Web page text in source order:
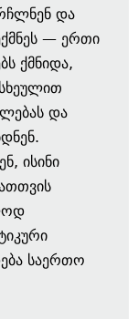
და
— ერთი
ქმნიდა,
და
ისინი
საერთო